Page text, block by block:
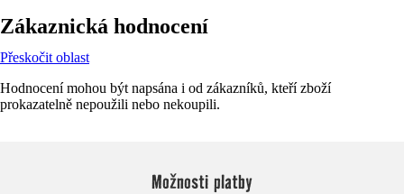
Zákaznická hodnocení
Přeskočit oblast
Hodnocení mohou být napsána i od zákazníků, kteří zboží
prokazatelně nepoužili nebo nekoupili.
Možnosti platby